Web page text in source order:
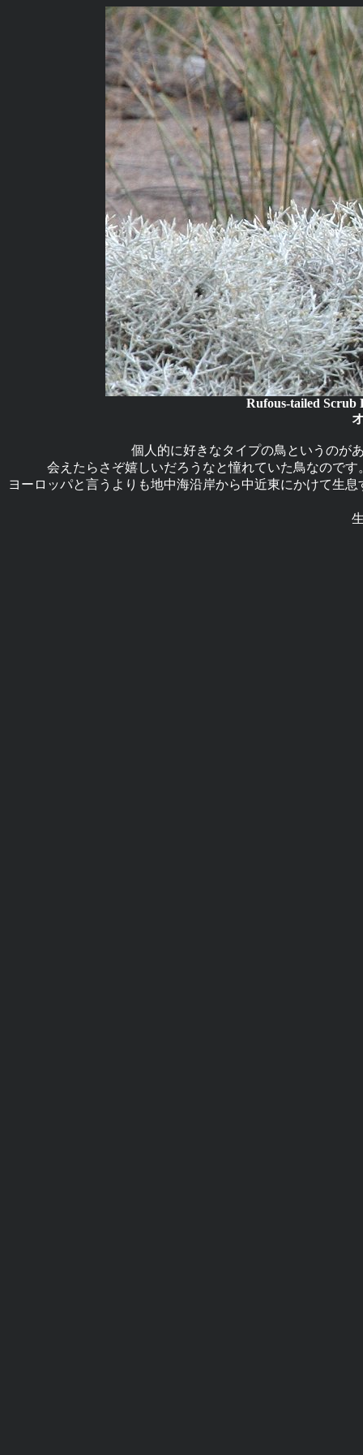
Rufous-tailed Scrub
個人的に好きなタイプの鳥というのが
会えたらさぞ嬉しいだろうなと憧れていた鳥なので
ヨーロッパと言うよりも地中海沿岸から中近東にかけて生